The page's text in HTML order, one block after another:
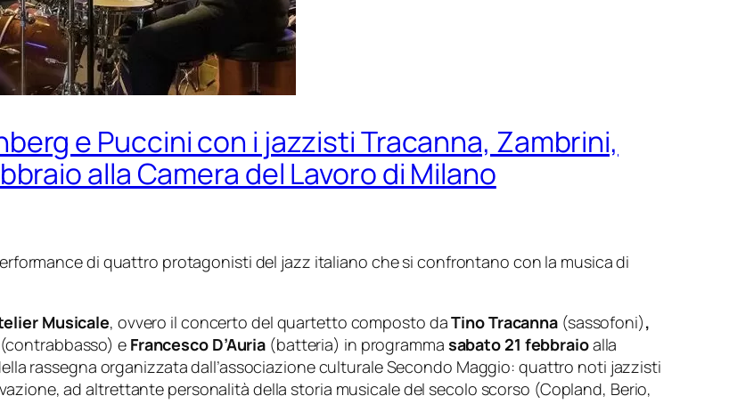
e Puccini con i jazzisti Tracanna, Zambrini,
alla Camera del Lavoro di Milano
di quattro protagonisti del jazz italiano che si confrontano con la musicadi
Musicale, ovvero il concerto del quartetto composto daTino Tracanna (sassofoni),
e Francesco D’Auria (batteria) in programma sabato 21 febbraioalla
rassegna organizzata dall’associazione culturale Secondo Maggio: quattro noti jazzisti
ad altrettante personalità della storia musicale del secolo scorso (Copland, Berio,